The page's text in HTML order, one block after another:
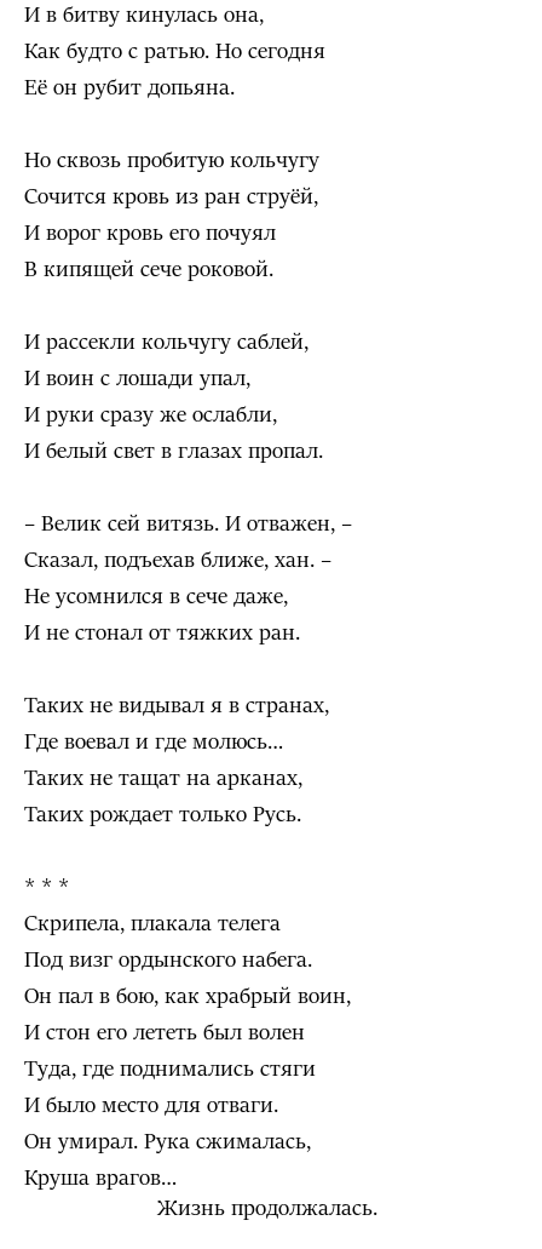
И в битву кинулась она,
Как будто с ратью. Но сегодня
Её он рубит допьяна.
Но сквозь пробитую кольчугу
Сочится кровь из ран струёй,
И ворог кровь его почуял
В кипящей сече роковой.
И рассекли кольчугу саблей,
И воин с лошади упал,
И руки сразу же ослабли,
И белый свет в глазах пропал.
– Велик сей витязь. И отважен, –
Сказал, подъехав ближе, хан. –
Не усомнился в сече даже,
И не стонал от тяжких ран.
Таких не видывал я в странах,
Где воевал и где молюсь…
Таких не тащат на арканах,
Таких рождает только Русь.
* * *
Скрипела, плакала телега
Под визг ордынского набега.
Он пал в бою, как храбрый воин,
И стон его лететь был волен
Туда, где поднимались стяги
И было место для отваги.
Он умирал. Рука сжималась,
Круша врагов…
Жизнь продолжалась.